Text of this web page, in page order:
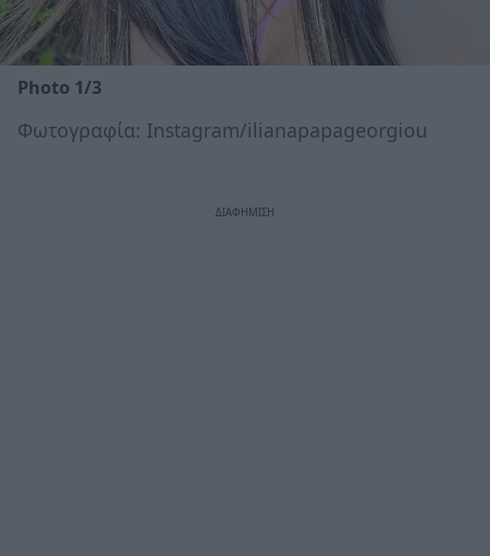
Photo 1/3
Φωτογραφία: Instagram/ilianapapageorgiou